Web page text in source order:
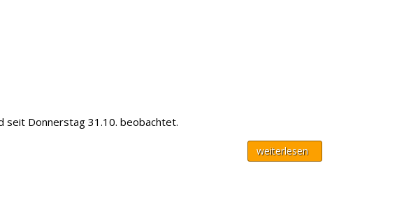
seit Donnerstag 31.10. beobachtet.
weiterlesen